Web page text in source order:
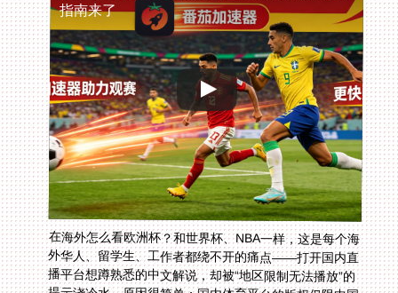
指南来了
在海外怎么看欧洲杯？和世界杯、NBA一样，这是每个海
外华人、留学生、工作者都绕不开的痛点——打开国内直
播平台想蹲熟悉的中文解说，却被“地区限制无法播放”的
提示浇冷水。原因很简单：国内体育平台的版权仅限中国
大陆IP访问，海外IP自然被挡在门外。这篇指南就带你解
决这个问题，从选择合适的回国加速器到具体观赛步骤，
让你在日本、新加坡或任何海外地区，都能流畅看NBA中